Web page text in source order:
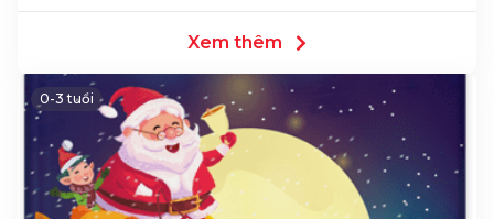
Xem thêm
0-3 tuổi